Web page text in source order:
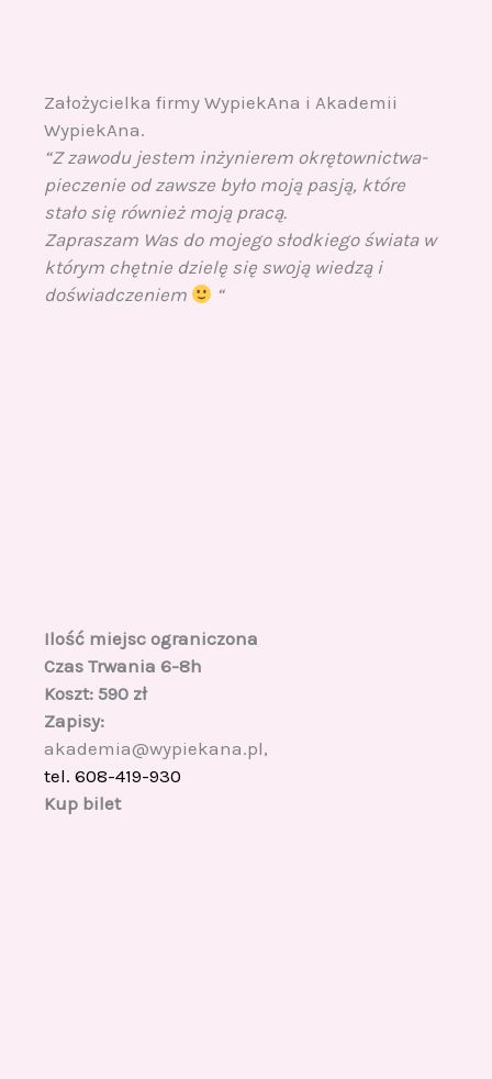
Założycielka firmy WypiekAna i Akademii
WypiekAna.
“Z zawodu jestem inżynierem okrętownictwa-
pieczenie od zawsze było moją pasją, które
stało się również moją pracą.
Zapraszam Was do mojego słodkiego świata w
którym chętnie dzielę się swoją wiedzą i
doświadczeniem
“
Ilość miejsc ograniczona
Czas Trwania 6-8h
Koszt: 590 zł
Zapisy:
akademia@wypiekana.pl,
tel. 608-419-930
Kup bilet